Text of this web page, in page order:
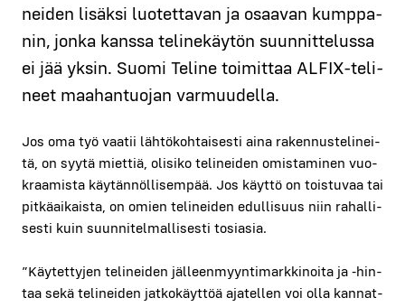
nei­den lisäk­si luo­tet­ta­van ja osaa­van kump­pa­
nin, jon­ka kans­sa teli­ne­käy­tön suun­nit­te­lus­sa
ei jää yksin. Suo­mi Teli­ne toi­mit­taa ALFIX-teli­
neet maa­han­tuo­jan var­muu­del­la.
Jos oma työ vaa­tii läh­tö­koh­tai­ses­ti aina raken­nus­te­li­nei­
tä, on syy­tä miet­tiä, oli­si­ko teli­nei­den omis­ta­mi­nen vuo­
kraa­mis­ta käy­tän­nöl­li­sem­pää. Jos käyt­tö on tois­tu­vaa tai
pit­kä­ai­kais­ta, on omien teli­nei­den edul­li­suus niin rahal­li­
ses­ti kuin suun­ni­tel­mal­li­ses­ti tosia­sia.
”Käy­tet­ty­jen teli­nei­den jäl­leen­myyn­ti­mark­ki­noi­ta ja ‑hin­
taa sekä teli­nei­den jat­ko­käyt­töä aja­tel­len voi olla kan­nat­